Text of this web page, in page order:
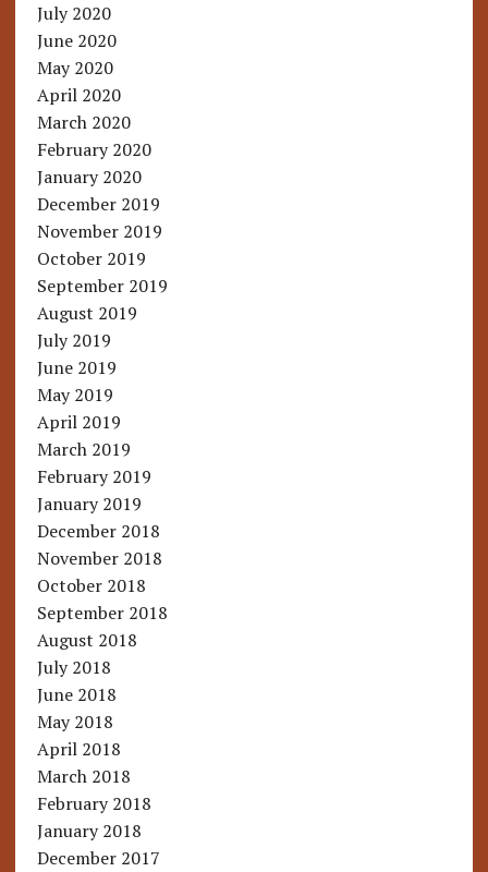
July 2020
June 2020
May 2020
April 2020
March 2020
February 2020
January 2020
December 2019
November 2019
October 2019
September 2019
August 2019
July 2019
June 2019
May 2019
April 2019
March 2019
February 2019
January 2019
December 2018
November 2018
October 2018
September 2018
August 2018
July 2018
June 2018
May 2018
April 2018
March 2018
February 2018
January 2018
December 2017